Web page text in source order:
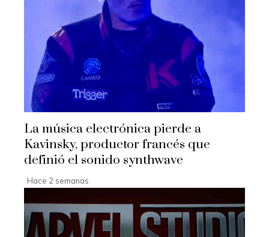
La música electrónica pierde a
Kavinsky, productor francés que
definió el sonido synthwave
Hace 2 semanas